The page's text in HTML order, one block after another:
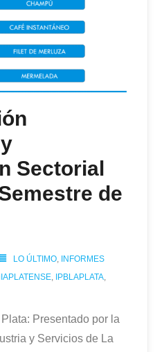
Sectorial
de
LO ÚLTIMO, INFORMES
, IPBLAPLATA,
Presentado por la
y Servicios de La